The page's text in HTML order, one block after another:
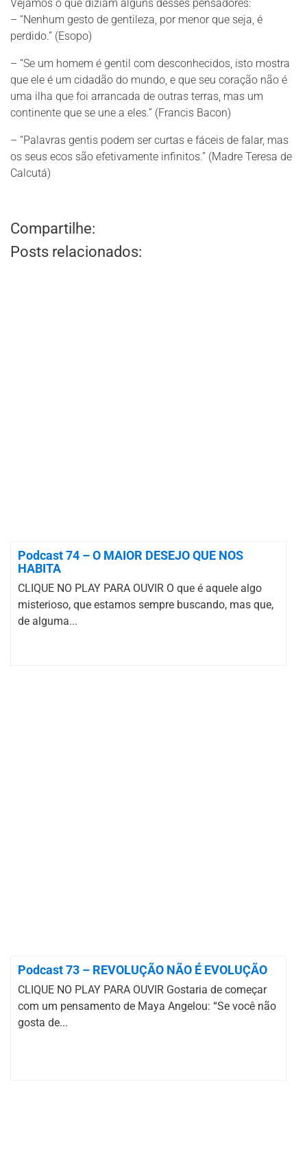
Vejamos o que diziam alguns desses pensadores:
– “Nenhum gesto de gentileza, por menor que seja, é
perdido.” (Esopo)
– “Se um homem é gentil com desconhecidos, isto mostra
que ele é um cidadão do mundo, e que seu coração não é
uma ilha que foi arrancada de outras terras, mas um
continente que se une a eles.” (Francis Bacon)
– “Palavras gentis podem ser curtas e fáceis de falar, mas
os seus ecos são efetivamente infinitos.” (Madre Teresa de
Calcutá)
Compartilhe:
Posts relacionados:
Podcast 74 – O MAIOR DESEJO QUE NOS
HABITA
CLIQUE NO PLAY PARA OUVIR O que é aquele algo
misterioso, que estamos sempre buscando, mas que,
de alguma...
Podcast 73 – REVOLUÇÃO NÃO É EVOLUÇÃO
CLIQUE NO PLAY PARA OUVIR Gostaria de começar
com um pensamento de Maya Angelou: “Se você não
gosta de...